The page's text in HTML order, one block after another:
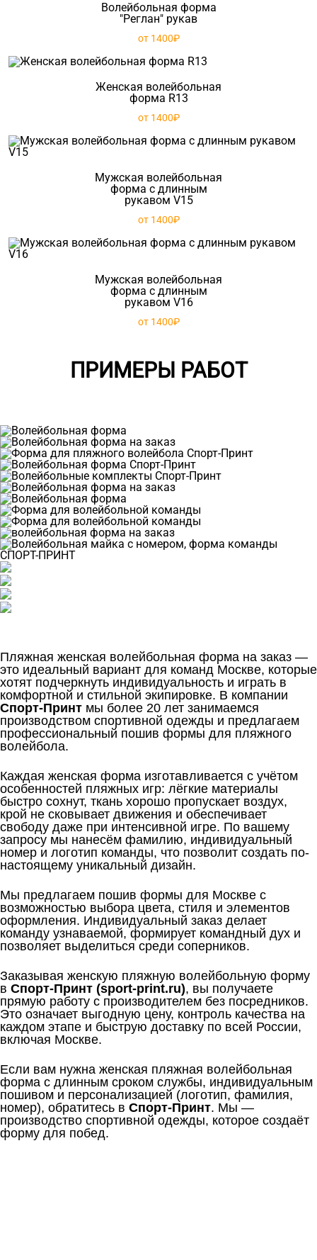
Волейбольная форма
"Реглан" рукав
от 1400₽
Женская волейбольная
форма R13
от 1400₽
Мужская волейбольная
форма с длинным
рукавом V15
от 1400₽
Мужская волейбольная
форма с длинным
рукавом V16
от 1400₽
ПРИМЕРЫ РАБОТ
Пляжная женская волейбольная форма на заказ —
это идеальный вариант для команд Москве, которые
хотят подчеркнуть индивидуальность и играть в
комфортной и стильной экипировке. В компании
Спорт-Принт мы более 20 лет занимаемся
производством спортивной одежды и предлагаем
профессиональный пошив формы для пляжного
волейбола.
Каждая женская форма изготавливается с учётом
особенностей пляжных игр: лёгкие материалы
быстро сохнут, ткань хорошо пропускает воздух,
крой не сковывает движения и обеспечивает
свободу даже при интенсивной игре. По вашему
запросу мы нанесём фамилию, индивидуальный
номер и логотип команды, что позволит создать по-
настоящему уникальный дизайн.
Мы предлагаем пошив формы для Москве с
возможностью выбора цвета, стиля и элементов
оформления. Индивидуальный заказ делает
команду узнаваемой, формирует командный дух и
позволяет выделиться среди соперников.
Заказывая женскую пляжную волейбольную форму
в Спорт-Принт (sport-print.ru), вы получаете
прямую работу с производителем без посредников.
Это означает выгодную цену, контроль качества на
каждом этапе и быструю доставку по всей России,
включая Москве.
Если вам нужна женская пляжная волейбольная
форма с длинным сроком службы, индивидуальным
пошивом и персонализацией (логотип, фамилия,
номер), обратитесь в Спорт-Принт. Мы —
производство спортивной одежды, которое создаёт
форму для побед.